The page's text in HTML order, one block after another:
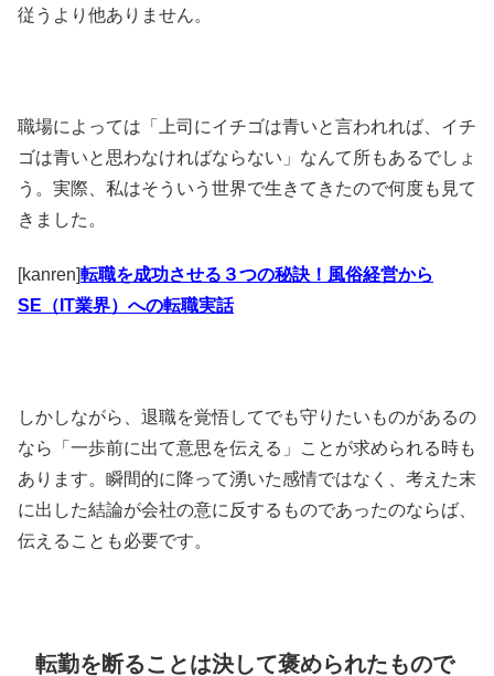
従うより他ありません。
職場によっては「上司にイチゴは青いと言われれば、イチ
ゴは青いと思わなければならない」なんて所もあるでしょ
う。実際、私はそういう世界で生きてきたので何度も見て
きました。
[kanren]転職を成功させる３つの秘訣！風俗経営から
SE（IT業界）への転職実話
しかしながら、退職を覚悟してでも守りたいものがあるの
なら「一歩前に出て意思を伝える」ことが求められる時も
あります。瞬間的に降って湧いた感情ではなく、考えた末
に出した結論が会社の意に反するものであったのならば、
伝えることも必要です。
転勤を断ることは決して褒められたもので